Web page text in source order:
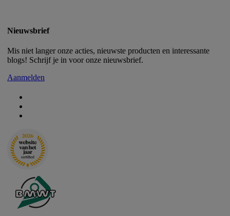
Nieuwsbrief
Mis niet langer onze acties, nieuwste producten en interessante
blogs! Schrijf je in voor onze nieuwsbrief.
Aanmelden